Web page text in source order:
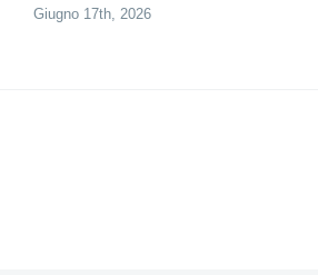
Giugno 17th, 2026